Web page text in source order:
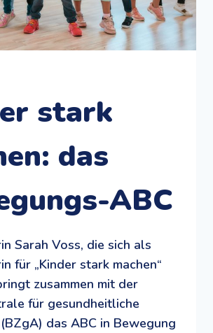
stark
das
ABC
Sarah Voss, die sich als
für „Kinder stark machen“
zusammen mit der
für gesundheitliche
das ABC in Bewegung